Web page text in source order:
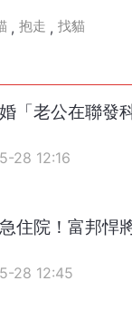
, 抱走 , 找貓
「老公在聯
28 12:16
住院！富邦悍
28 12:45